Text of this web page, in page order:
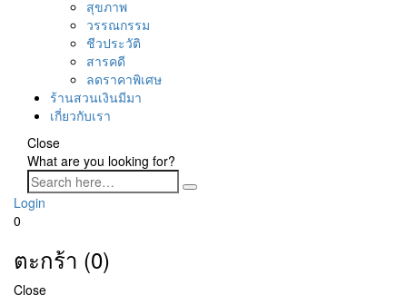
สุขภาพ
วรรณกรรม
ชีวประวัติ
สารคดี
ลดราคาพิเศษ
ร้านสวนเงินมีมา
เกี่ยวกับเรา
Close
What are you looking for?
Login
0
ตะกร้า (0)
Close